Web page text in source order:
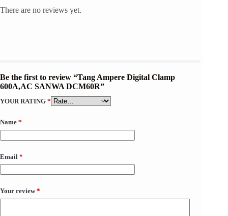
There are no reviews yet.
Be the first to review “Tang Ampere Digital Clamp
600A,AC SANWA DCM60R”
YOUR RATING *
Name *
Email *
Your review*